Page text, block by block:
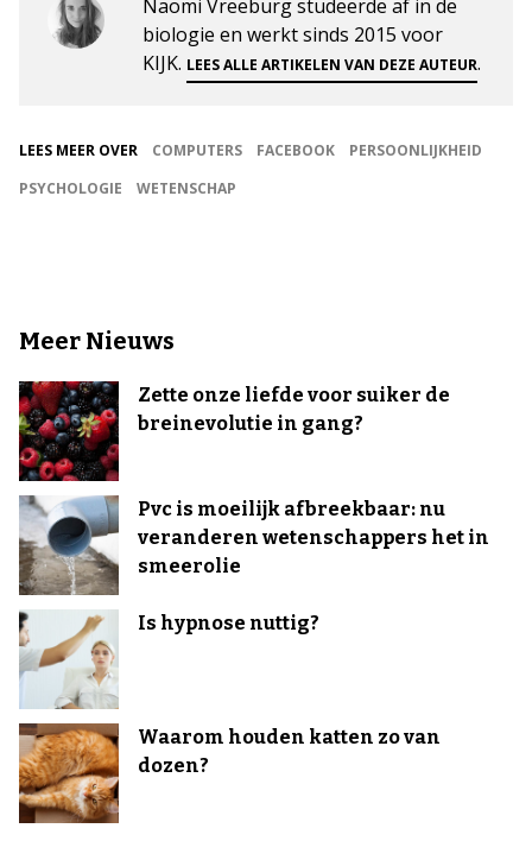
Naomi Vreeburg studeerde af in de
biologie en werkt sinds 2015 voor
KIJK. LEES ALLE ARTIKELEN VAN DEZE AUTEUR.
LEES MEER OVER COMPUTERS FACEBOOK
PERSOONLIJKHEID
PSYCHOLOGIE
WETENSCHAP
Meer Nieuws
Zette onze liefde voor suiker de
breinevolutie in gang?
Pvc is moeilijk afbreekbaar: nu
veranderen wetenschappers het in
smeerolie
Is hypnose nuttig?
Waarom houden katten zo van
dozen?